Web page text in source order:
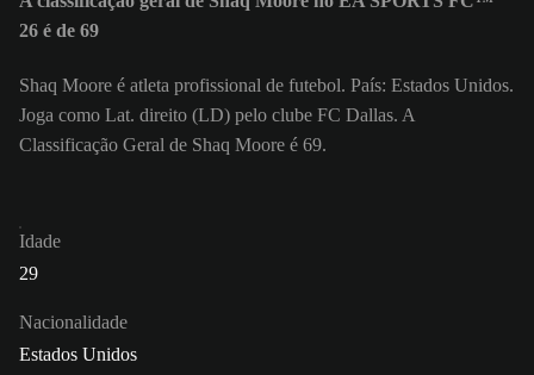
26 é de 69
Shaq Moore é atleta profissional de futebol. País: Estados Unidos.
Joga como Lat. direito (LD) pelo clube FC Dallas. A
Classificação Geral de Shaq Moore é 69.
Idade
29
Nacionalidade
Estados Unidos